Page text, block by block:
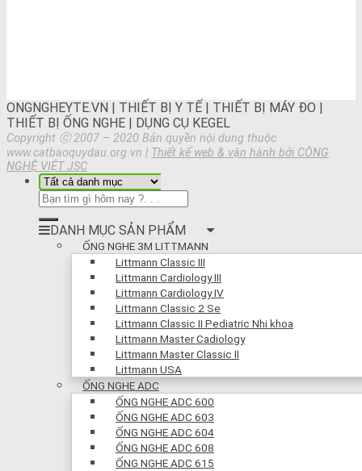
ONGNGHEYTE.VN | THIẾT BỊ Y TẾ | THIẾT BỊ MÁY ĐO |
THIẾT BỊ ỐNG NGHE | DỤNG CỤ KEGEL
Copyright ⓒ 2007 – 2020 Bản quyền nội dung thuộc
www.catbaoquydau.org.vn | Thiết kế web & vận hành bởi CÔNG
NGHỆ VIỆT JSC
DANH MỤC SẢN PHẨM
ỐNG NGHE 3M LITTMANN
Littmann Classic III
Littmann Cardiology III
Littmann Cardiology IV
Littmann Classic 2 Se
Littmann Classic II Pediatric Nhi khoa
Littmann Master Cadiology
Littmann Master Classic II
Littmann USA
ỐNG NGHE ADC
ỐNG NGHE ADC 600
ỐNG NGHE ADC 603
ỐNG NGHE ADC 604
ỐNG NGHE ADC 608
ỐNG NGHE ADC 615